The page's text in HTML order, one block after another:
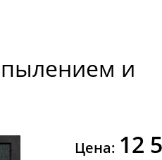
С выдавленным
и
Цена: 12